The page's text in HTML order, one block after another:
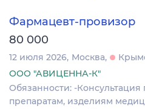
Фармацевт-провизор
80 000
12 июля 2026 Москва
ООО "АВИЦЕННА-К"
Обязанности: -
препаратам, изделиям